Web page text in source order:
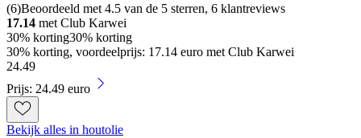
(6)Beoordeeld met 4.5 van de 5 sterren, 6 klantreviews
17.14 met Club Karwei
30% korting30% korting
30% korting, voordeelprijs: 17.14 euro met Club Karwei
24.49
Prijs: 24.49 euro
Bekijk alles in houtolie